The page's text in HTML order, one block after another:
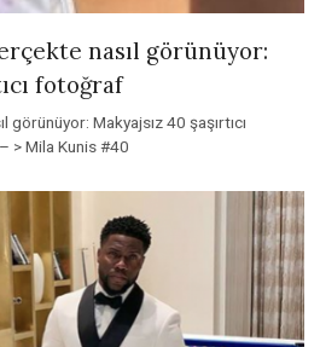
nasıl görünüyor:
fotoğraf
görünüyor: Makyajsız 40 şaşırtıcı
> Mila Kunis #40